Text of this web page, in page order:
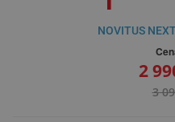
NOVITUS
2
3